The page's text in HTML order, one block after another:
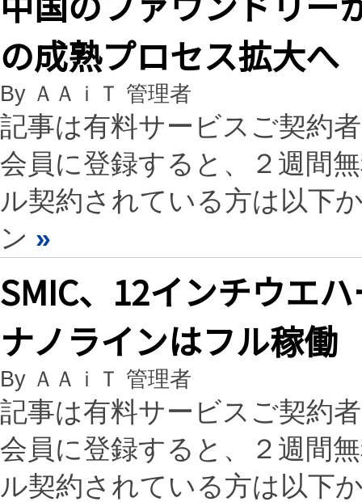
の成熟プロセス拡大へ
By ＡＡｉＴ 管理者
記事は有料サービスご契約
会員に登録すると、２週間
ル契約されている方は以下
ン »
SMIC、12インチウエ
ナノラインはフル稼働
By ＡＡｉＴ 管理者
記事は有料サービスご契約
会員に登録すると、２週間
ル契約されている方は以下